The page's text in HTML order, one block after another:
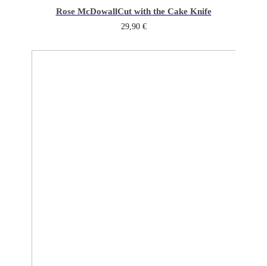
Rose McDowallCut with the Cake Knife
29,90 €